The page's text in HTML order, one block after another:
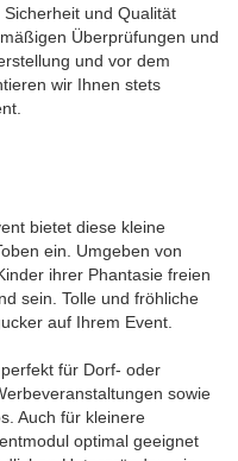
und Qualität
Überprüfungen und
und vor dem
wir Ihnen stets
bietet diese kleine
ein. Umgeben von
ihrer Phantasie freien
sein. Tolle und fröhliche
auf Ihrem Event.
für Dorf- oder
sowie
Auch für kleinere
optimal geeignet